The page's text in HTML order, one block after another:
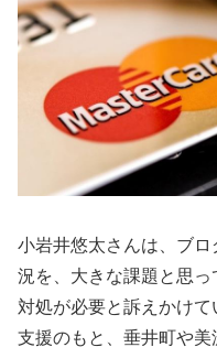
小岩井悠太さんは、ブ
況を、大きな課題と思っ
対処が必要と訴えかけ
支援のもと、垂井町や